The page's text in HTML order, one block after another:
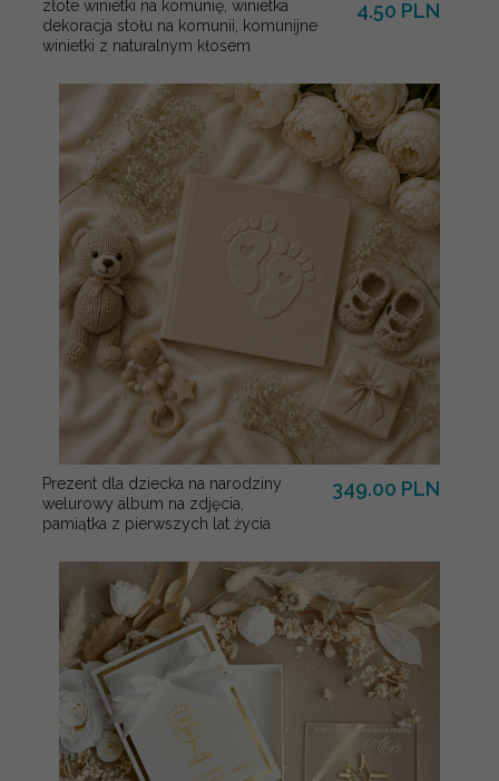
złote winietki na komunię, winietka
dekoracja stołu na komunii, komunijne
winietki z naturalnym kłosem
4.50 PLN
Prezent dla dziecka na narodziny
welurowy album na zdjęcia,
pamiątka z pierwszych lat życia
349.00 PLN